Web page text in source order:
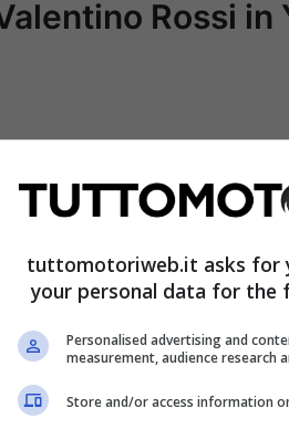
Rossi in
importante nel
semplice e in
tuttomotoriweb.it asks for
your personal data for the
Personalised advertising and
measurement, audience research
Store and/or access information